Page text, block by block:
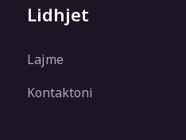
Lidhjet
Lajme
Kontaktoni